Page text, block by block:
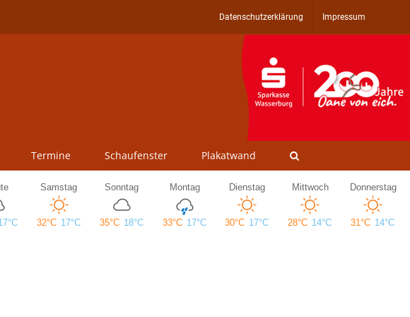
Datenschutzerklärung Impressum
Termine Schaufenster Plakatwand